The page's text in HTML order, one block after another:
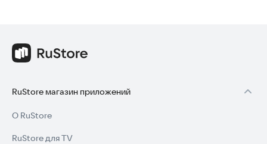
RuStore магазин приложений
О RuStore
RuStore для TV